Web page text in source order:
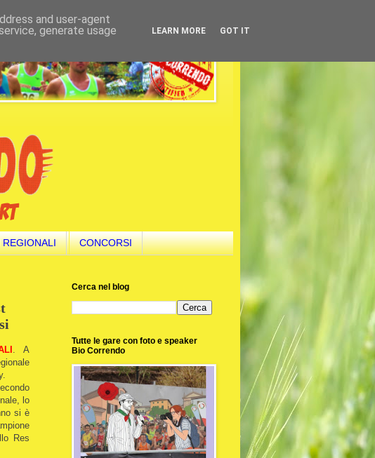
REGIONALI CONCORSI
. A
lo
si è
Res
Cerca nel blog
Tutte le gare con foto e speaker
Bio Correndo
and user-agent
generate usage
LEARN MORE GOT IT